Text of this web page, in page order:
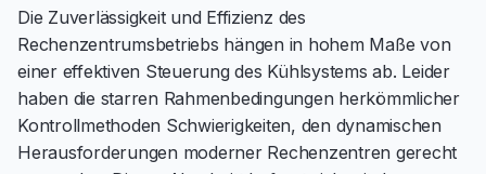
Die Zuverlässigkeit und Effizienz des
Rechenzentrumsbetriebs hängen in hohem Maße von
einer effektiven Steuerung des Kühlsystems ab. Leider
haben die starren Rahmenbedingungen herkömmlicher
Kontrollmethoden Schwierigkeiten, den dynamischen
Herausforderungen moderner Rechenzentren gerecht